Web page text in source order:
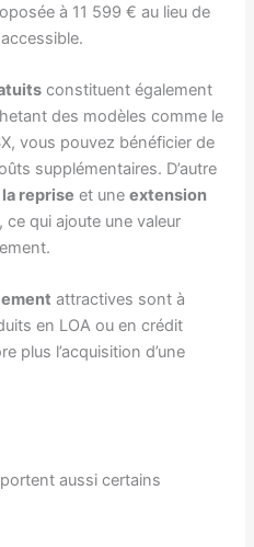
à 11 599 € au lieu de
constituent également
des modèles comme le
vous pouvez bénéficier de
supplémentaires. D’autre
la reprise et uneextension
ce qui ajoute une valeur
attractives sont à
en LOA ou en crédit
plus l’acquisition d’une
aussi certains